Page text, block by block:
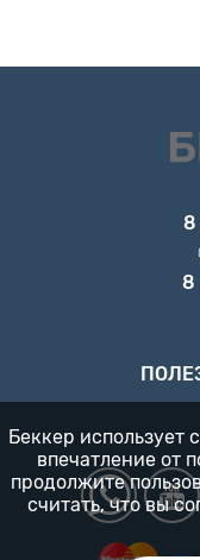
8
8
Беккер использует
впечатление от
продолжите
считать, что вы